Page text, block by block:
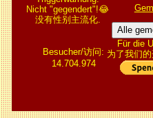
Nicht "gegendert"!😂
没有性别主流化.
Alle
Besucher/访问:
14.704.974
Für die
为了我们